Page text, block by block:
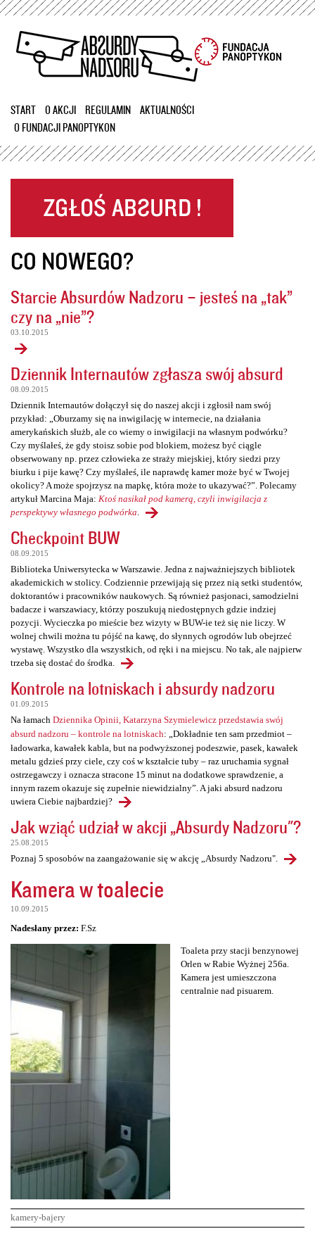
Przejdź
treści
START O AKCJI REGULAMIN
AKTUALNOŚCI
O FUNDACJI PANOPTYKON
CO NOWEGO?
Starcie Absurdów Nadzoru – jesteś na „tak”
czy na „nie”?
03.10.2015
Dziennik Internautów zgłasza swój absurd
08.09.2015
Dziennik Internautów dołączył się do naszej akcji i zgłosił nam swój
przykład: „Oburzamy się na inwigilację w internecie, na działania
amerykańskich służb, ale co wiemy o inwigilacji na własnym podwórku?
Czy myślałeś, że gdy stoisz sobie pod blokiem, możesz być ciągle
obserwowany np. przez człowieka ze straży miejskiej, który siedzi przy
biurku i pije kawę? Czy myślałeś, ile naprawdę kamer może być w Twojej
okolicy? A może spojrzysz na mapkę, która może to ukazywać?”. Polecamy
artykuł Marcina Maja: Ktoś nasikał pod kamerą, czyli inwigilacja z
perspektywy własnego podwórka
Checkpoint BUW
08.09.2015
Biblioteka Uniwersytecka w Warszawie. Jedna z najważniejszych bibliotek
akademickich w stolicy. Codziennie przewijają się przez nią setki studentów,
doktorantów i pracowników naukowych. Są również pasjonaci, samodzielni
badacze i warszawiacy, którzy poszukują niedostępnych gdzie indziej
pozycji. Wycieczka po mieście bez wizyty w BUW-ie też się nie liczy. W
wolnej chwili można tu pójść na kawę, do słynnych ogrodów lub obejrzeć
wystawę. Wszystko dla wszystkich, od ręki i na miejscu. No tak, ale najpierw
trzeba się dostać do środka.
Kontrole na lotniskach i absurdy nadzoru
01.09.2015
Na łamach Dziennika Opinii, Katarzyna Szymielewicz przedstawia swój
absurd nadzoru – kontrole na lotniskach: „Dokładnie ten sam przedmiot –
ładowarka, kawałek kabla, but na podwyższonej podeszwie, pasek, kawałek
metalu gdzieś przy ciele, czy coś w kształcie tuby – raz uruchamia sygnał
ostrzegawczy i oznacza stracone 15 minut na dodatkowe sprawdzenie, a
innym razem okazuje się zupełnie niewidzialny”. A jaki absurd nadzoru
uwiera Ciebie najbardziej?
Jak wziąć udział w akcji „Absurdy Nadzoru"?
25.08.2015
Poznaj 5 sposobów na zaangażowanie się w akcję „Absurdy Nadzoru".
Kamera w toalecie
10.09.2015
Nadesłany przez: F.Sz
Toaleta przy stacji benzynowej
Orlen w Rabie Wyżnej 256a.
Kamera jest umieszczona
centralnie nad pisuarem.
kamery-bajery